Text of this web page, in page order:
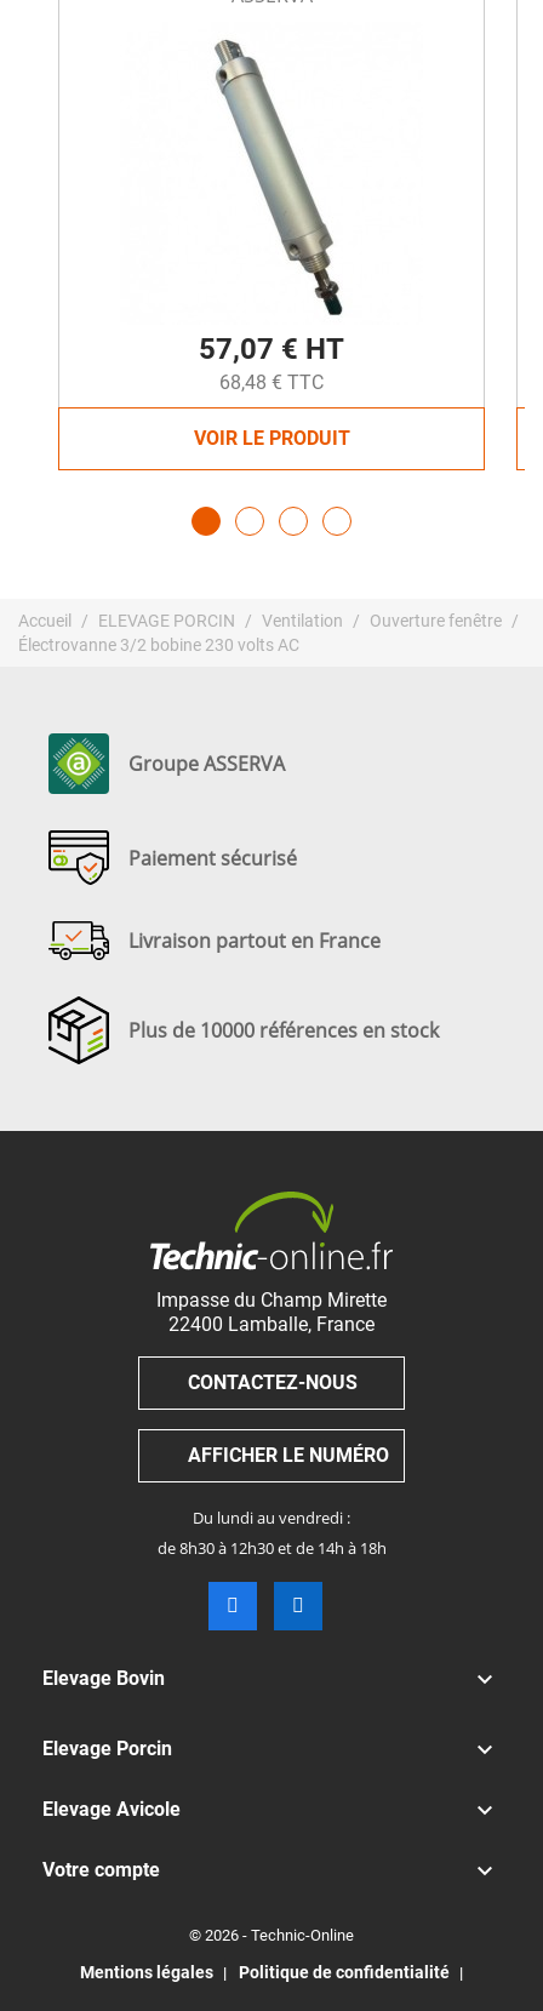
57,07 € HT
68,48 € TTC
VOIR LE PRODUIT
Accueil ELEVAGE PORCIN Ventilation
Ouverture fenêtre
Électrovanne 3/2 bobine 230 volts AC
Groupe ASSERVA
Paiement sécurisé
Livraison partout en France
Plus de 10000 références en stock
Impasse du Champ Mirette
22400 Lamballe, France
CONTACTEZ-NOUS
AFFICHER LE NUMÉRO
Du lundi au vendredi :
de 8h30 à 12h30 et de 14h à 18h
Elevage Bovin 
Elevage Porcin 
Elevage Avicole 
Votre compte 
© 2026 - Technic-Online
Mentions légales Politique de confidentialité